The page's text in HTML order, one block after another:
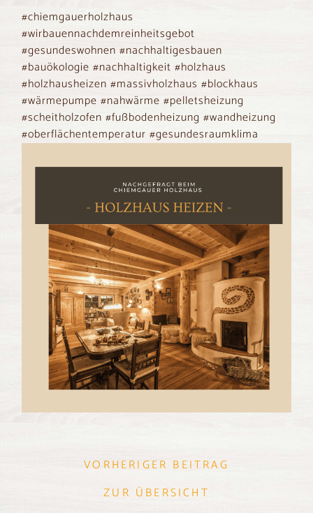
#chiemgauerholzhaus
#wirbauennachdemreinheitsgebot
#gesundeswohnen #nachhaltigesbauen
#bauökologie #nachhaltigkeit #holzhaus
#holzhausheizen #massivholzhaus #blockhaus
#wärmepumpe #nahwärme #pelletsheizung
#scheitholzofen #fußbodenheizung #wandheizung
#oberflächentemperatur #gesundesraumklima
VORHERIGER BEITRAG
ZUR ÜBERSICHT